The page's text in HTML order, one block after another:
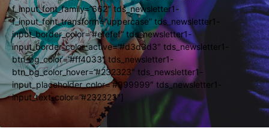
f_input_font_family=”662″ tds_newsletter1-
f_input_font_transform=”uppercase” tds_newsletter1-
input_border_color=”#efefef” tds_newsletter1-
input_border_color_active=”#d3d3d3″ tds_newsletter1-
btn_bg_color=”#ff4033″ tds_newsletter1-
btn_bg_color_hover=”#232323″ tds_newsletter1-
input_placeholder_color=”#999999″ tds_newsletter1-
input_text_color=”#232323″]